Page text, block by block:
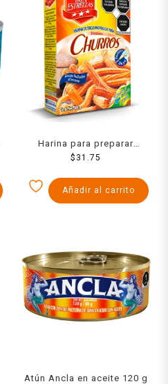
Harina para preparar
churros Tres Estrellas 500
$ 31.75
Añadir al carrito
Atún Ancla en aceite 120 g